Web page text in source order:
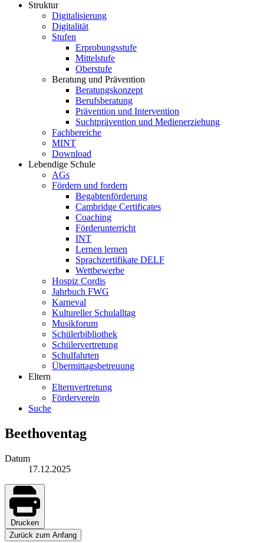
Struktur
Digitalisierung
Digitalität
Stufen
Erprobungsstufe
Mittelstufe
Oberstufe
Beratung und Prävention
Beratungskonzept
Berufsberatung
Prävention und Intervention
Suchtprävention und Medienerziehung
Fachbereiche
MINT
Download
Lebendige Schule
AGs
Fördern und fordern
Begabtenförderung
Cambridge Certificates
Coaching
Förderunterricht
INT
Lernen lernen
Sprachzertifikate DELF
Wettbewerbe
Hospiz Cordis
Jahrbuch FWG
Karneval
Kultureller Schulalltag
Musikforum
Schülerbibliothek
Schülervertretung
Schulfahrten
Übermittagsbetreuung
Eltern
Elternvertretung
Förderverein
Suche
Beethoventag
Datum
17.12.2025
Drucken
Zurück zum Anfang